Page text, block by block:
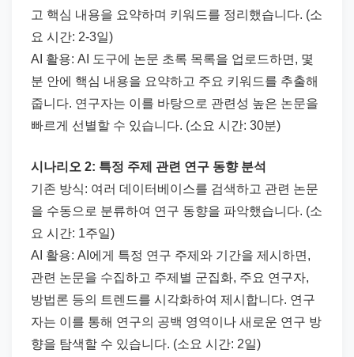
고 핵심 내용을 요약하며 키워드를 정리했습니다. (소
요 시간: 2-3일)
AI 활용: AI 도구에 논문 초록 목록을 업로드하면, 몇
분 안에 핵심 내용을 요약하고 주요 키워드를 추출해
줍니다. 연구자는 이를 바탕으로 관련성 높은 논문을
빠르게 선별할 수 있습니다. (소요 시간: 30분)
시나리오 2: 특정 주제 관련 연구 동향 분석
기존 방식: 여러 데이터베이스를 검색하고 관련 논문
을 수동으로 분류하여 연구 동향을 파악했습니다. (소
요 시간: 1주일)
AI 활용: AI에게 특정 연구 주제와 기간을 제시하면,
관련 논문을 수집하고 주제별 군집화, 주요 연구자,
방법론 등의 트렌드를 시각화하여 제시합니다. 연구
자는 이를 통해 연구의 공백 영역이나 새로운 연구 방
향을 탐색할 수 있습니다. (소요 시간: 2일)